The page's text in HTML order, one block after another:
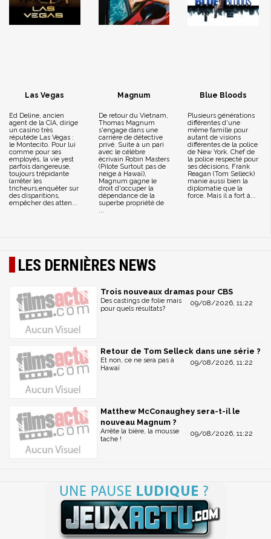
Las Vegas
Ed Deline, ancien
agent de la CIA, dirige
un casino très
réputéde Las Vegas :
le Montecito. Pour lui
comme pour ses
employés, la vie yest
parfois dangereuse,
toujours trépidante
(arrêter les
tricheurs,enquêter sur
des disparitions,
empêcher des atten...
Magnum
De retour du Vietnam,
Thomas Magnum
s'engage dans une
carrière de détective
privé. Suite à un pari
avec le célèbre
écrivain Robin Masters
(Pilote Surtout pas de
neige à Hawaï),
Magnum gagne le
droit d'occuper la
dépendance de la
superbe propriété de
...
Blue Bloods
Plusieurs générations
différentes d'une
même famille pour
autant de visions
différentes de la police
de New York. Chef de
la police respecté pour
ses décisions, Frank
Reagan (Tom Selleck)
manie aussi bien la
diplomatie que la
force. Mais il a fort à...
LES DERNIÈRES NEWS
Trois nouveaux dramas pour CBS
09/08/2026, 11:22
Des castings de folie mais
pour quels résultats?
Retour de Tom Selleck dans une série ?
09/08/2026, 11:22
Et non, ce ne sera pas à
Hawaï
Matthew McConaughey sera-t-il le
nouveau Magnum ?
09/08/2026, 11:22
Arrête la bière, la mousse
tache !